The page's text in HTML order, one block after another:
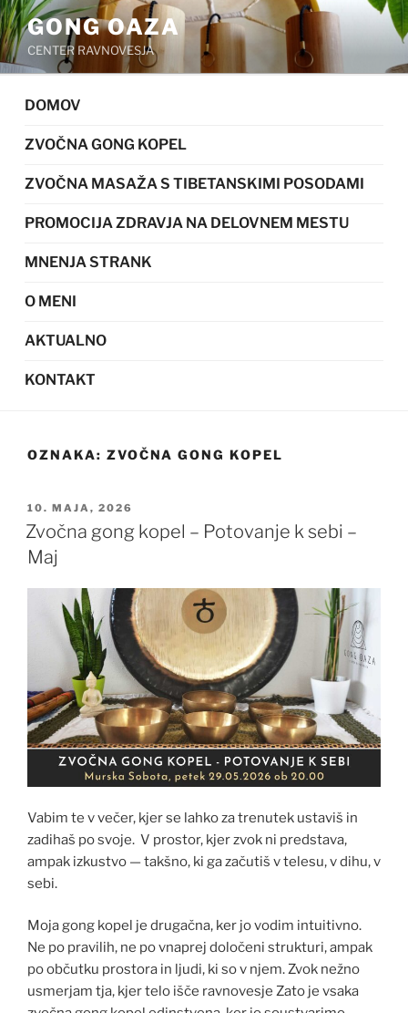
Skoči
na
vsebino
GONG OAZA
CENTER RAVNOVESJA
DOMOV
ZVOČNA GONG KOPEL
ZVOČNA MASAŽA S TIBETANSKIMI POSODAMI
PROMOCIJA ZDRAVJA NA DELOVNEM MESTU
MNENJA STRANK
O MENI
AKTUALNO
KONTAKT
OZNAKA: ZVOČNA GONG KOPEL
OBJAVLJENO
DNE
10. MAJA, 2026
Zvočna gong kopel – Potovanje k sebi –
Maj
Vabim te v večer, kjer se lahko za trenutek ustaviš in
zadihaš po svoje. V prostor, kjer zvok ni predstava,
ampak izkustvo — takšno, ki ga začutiš v telesu, v dihu, v
sebi.
Moja gong kopel je drugačna, ker jo vodim intuitivno.
Ne po pravilih, ne po vnaprej določeni strukturi, ampak
po občutku prostora in ljudi, ki so v njem. Zvok nežno
usmerjam tja, kjer telo išče ravnovesje Zato je vsaka